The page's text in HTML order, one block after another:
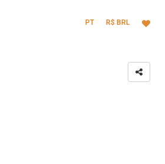
PT R$ BRL